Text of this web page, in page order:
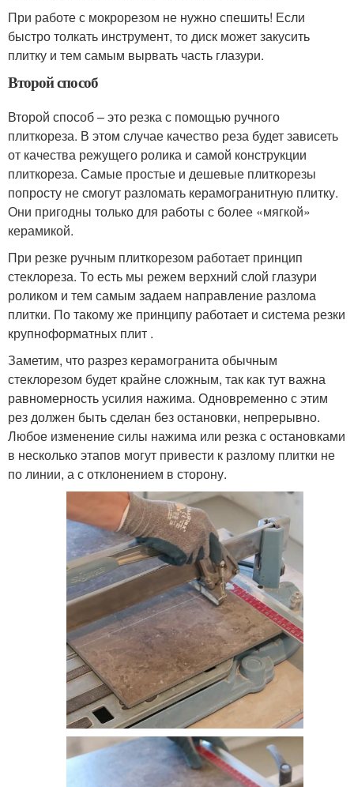
При работе с мокрорезом не нужно спешить! Если
быстро толкать инструмент, то диск может закусить
плитку и тем самым вырвать часть глазури.
Второй способ
Второй способ – это резка с помощью ручного
плиткореза. В этом случае качество реза будет зависеть
от качества режущего ролика и самой конструкции
плиткореза. Самые простые и дешевые плиткорезы
попросту не смогут разломать керамогранитную плитку.
Они пригодны только для работы с более «мягкой»
керамикой.
При резке ручным плиткорезом работает принцип
стеклореза. То есть мы режем верхний слой глазури
роликом и тем самым задаем направление разлома
плитки. По такому же принципу работает и система резки
крупноформатных плит .
Заметим, что разрез керамогранита обычным
стеклорезом будет крайне сложным, так как тут важна
равномерность усилия нажима. Одновременно с этим
рез должен быть сделан без остановки, непрерывно.
Любое изменение силы нажима или резка с остановками
в несколько этапов могут привести к разлому плитки не
по линии, а с отклонением в сторону.